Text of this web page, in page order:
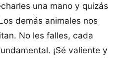
una mano y quizás
demás animales nos
No les falles, cada
¡Sé valiente y